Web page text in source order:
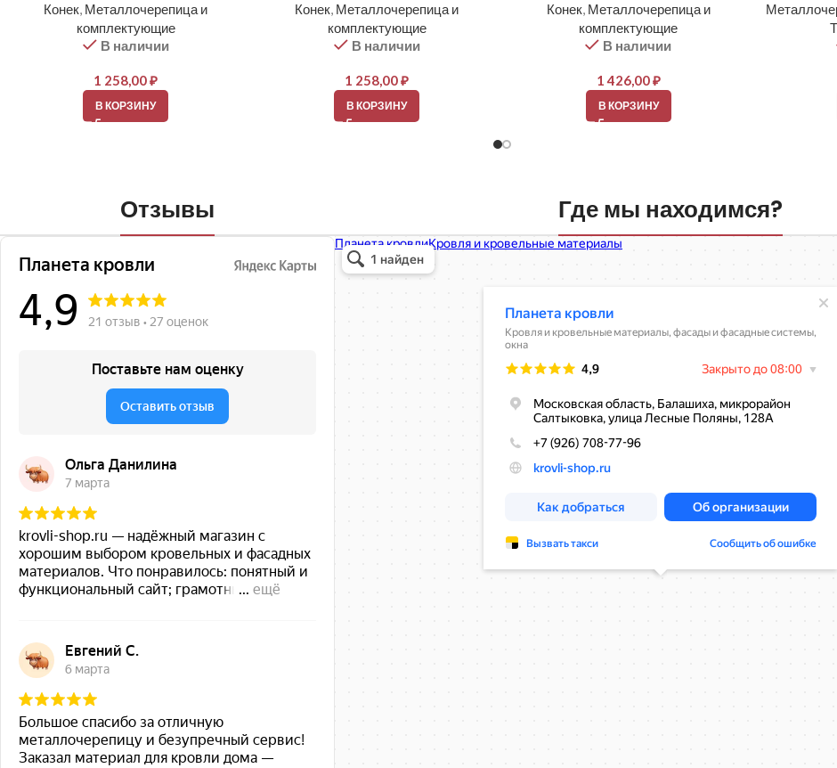
Конек, Металлочерепица и
комплектующие
В наличии
1 258,00₽
В КОРЗИНУ
Конек, Металлочерепица и
комплектующие
В наличии
1 258,00₽
В КОРЗИНУ
Конек, Металлочерепица и
комплектующие
В наличии
1 426,00₽
В КОРЗИНУ
Отзывы Где мы находимся?
Планета кровли
Кровля и кровельные материалы в Балашихе
Окна в Балашихе